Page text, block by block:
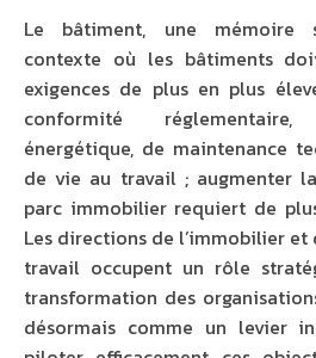
Le bâtiment, une mémoire silencieuse Dans un
contexte où les bâtiments
exigences de plus en plus
conformité
énergétique, de maintenance
de vie au travail ; augmenter
parc immobilier requiert de
Les directions de l’immobilier et
travail occupent un rôle
transformation des
désormais comme un levier